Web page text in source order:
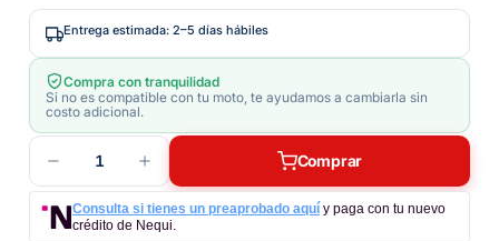
Entrega estimada: 2–5 días hábiles
Compra con tranquilidad
Si no es compatible con tu moto, te ayudamos a cambiarla sin
costo adicional.
1 Comprar
Consulta si tienes un preaprobado aquí y paga con tu nuevo
crédito de Nequi.